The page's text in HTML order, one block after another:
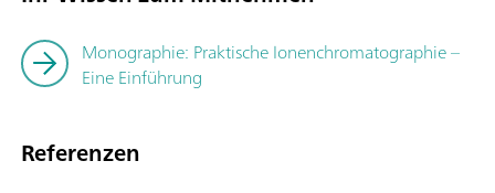
Monographie: Praktische Ionenchromatographie –
Eine Einführung
Referenzen